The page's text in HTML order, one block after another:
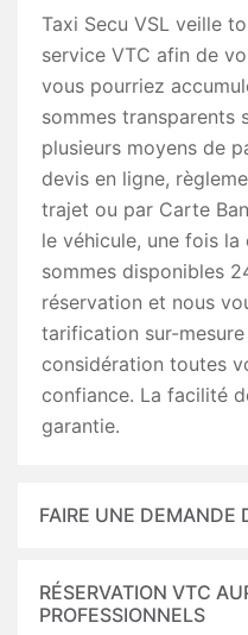
Taxi Secu VSL veille
service VTC afin de
vous pourriez
sommes transparents
plusieurs moyens de
devis en ligne,
trajet ou par Carte
le véhicule, une fois
sommes disponibles
réservation et nous
tarification sur-
considération toutes
confiance. La facilité
garantie.
FAIRE UNE DEMANDE
RÉSERVATION VTC
PROFESSIONNELS